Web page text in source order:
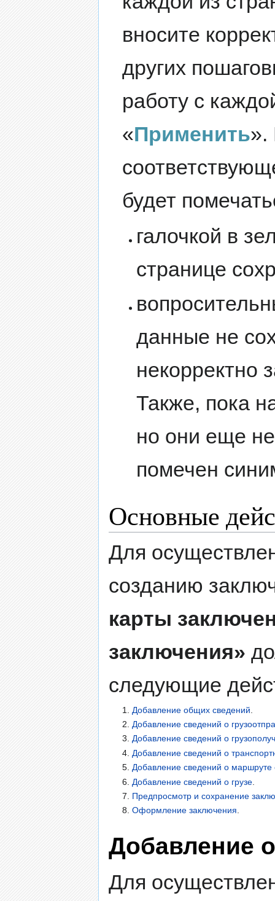
вносите
других
работу с
«Применить».
будет
галочкой в
странице
данные не
некорректно
Также, пока
но они еще
помечен
Основные
Для
созданию
карты
заключения»
следующие
1. Добавление общих сведений
2. Добавление сведений о
3.Добавление сведений о
4. Добавление сведений о
5. Добавление сведений о маршруте
6. Добавление сведений о грузе
7. Предпросмотр и сохранение
8.Оформление заключения.
Добавление
Для